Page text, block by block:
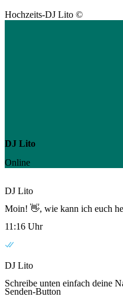
Hochzeits-DJ Lito ©
DJ Lito
Online
DJ Lito
Moin! 👋, wie kann ich euch
11:16 Uhr
DJ Lito
Schreibe unten einfach deine
Senden-Button